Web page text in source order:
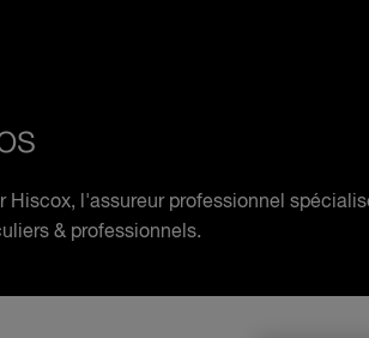
Hiscox, l'assureur professionnel
& professionnels.